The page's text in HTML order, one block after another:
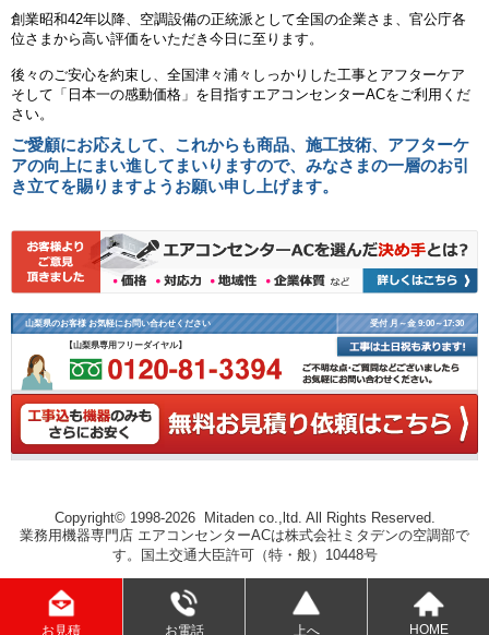
創業昭和42年以降、空調設備の正統派として全国の企業さま、官公庁各
位さまから高い評価をいただき今日に至ります。
後々のご安心を約束し、全国津々浦々しっかりした工事とアフターケア
そして「日本一の感動価格」を目指すエアコンセンターACをご利用くだ
さい。
ご愛顧にお応えして、これからも商品、施工技術、アフターケ
アの向上にまい進してまいりますので、みなさまの一層のお引
き立てを賜りますようお願い申し上げます。
山梨県のお客様 お気軽にお問い合わせください 受付 月～金 9:00～17:30
【山梨県専用フリーダイヤル】
Copyright© 1998-2026 Mitaden co.,ltd. All Rights Reserved.
業務用機器専門店 エアコンセンターACは株式会社ミタデンの空調部で
す。国土交通大臣許可（特・般）10448号
お見積 お電話 上へ HOME